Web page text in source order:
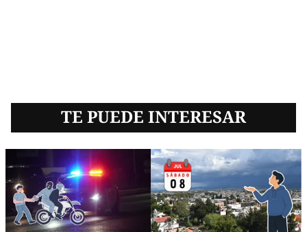
TE PUEDE INTERESAR